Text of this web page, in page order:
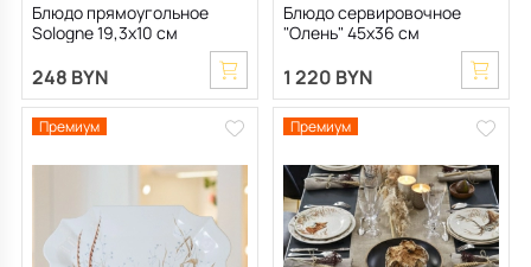
Блюдо прямоугольное
Sologne 19,3х10 см
248 BYN
Блюдо сервировочное
"Олень" 45х36 см
1 220 BYN
Премиум Премиум